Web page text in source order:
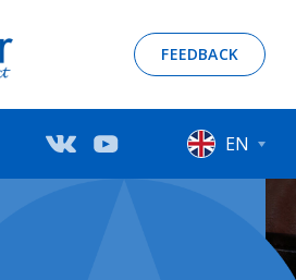
FEEDBACK
EN